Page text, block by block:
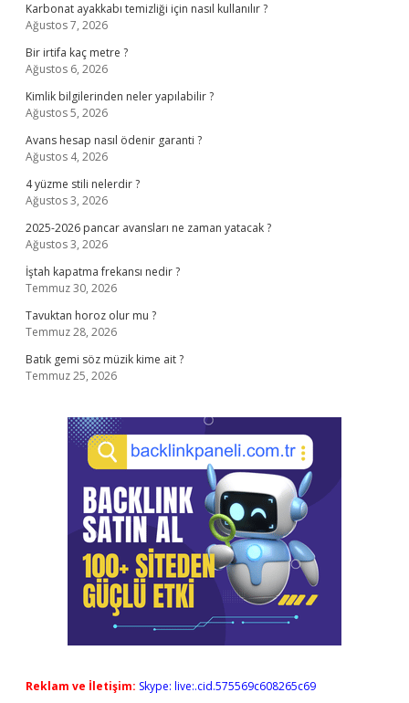
Karbonat ayakkabı temizliği için nasıl kullanılır ?
Ağustos 7, 2026
Bir irtifa kaç metre ?
Ağustos 6, 2026
Kimlik bilgilerinden neler yapılabilir ?
Ağustos 5, 2026
Avans hesap nasıl ödenir garanti ?
Ağustos 4, 2026
4 yüzme stili nelerdir ?
Ağustos 3, 2026
2025-2026 pancar avansları ne zaman yatacak ?
Ağustos 3, 2026
İştah kapatma frekansı nedir ?
Temmuz 30, 2026
Tavuktan horoz olur mu ?
Temmuz 28, 2026
Batık gemi söz müzik kime ait ?
Temmuz 25, 2026
Reklam ve İletişim: Skype: live:.cid.575569c608265c69